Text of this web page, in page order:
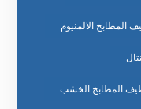
المطابخ الالمنيوم
المطابخ الخشب